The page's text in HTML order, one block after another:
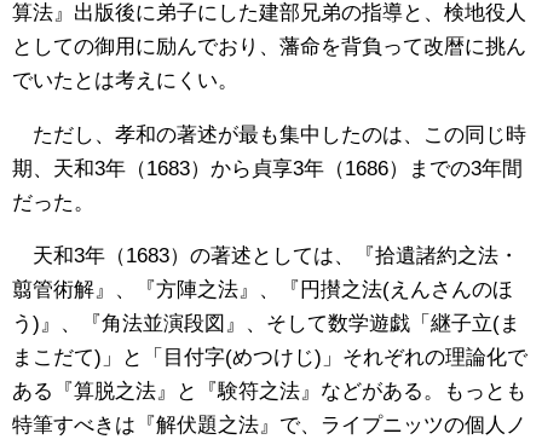
算法』出版後に弟子にした建部兄弟の指導と、検地役人
としての御用に励んでおり、藩命を背負って改暦に挑ん
でいたとは考えにくい。
ただし、孝和の著述が最も集中したのは、この同じ時
期、天和3年（1683）から貞享3年（1686）までの3年間
だった。
天和3年（1683）の著述としては、『拾遺諸約之法・
翦管術解』、『方陣之法』、『円攅之法(えんさんのほ
う)』、『角法並演段図』、そして数学遊戯「継子立(ま
まこだて)」と「目付字(めつけじ)」それぞれの理論化で
ある『算脱之法』と『験符之法』などがある。もっとも
特筆すべきは『解伏題之法』で、ライプニッツの個人ノ